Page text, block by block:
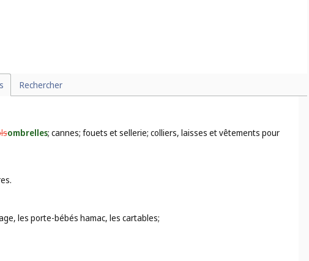
Rechercher
ombrelles; cannes; fouets et sellerie; colliers, laisses et vêtements pour
les porte-bébés hamac, les cartables;